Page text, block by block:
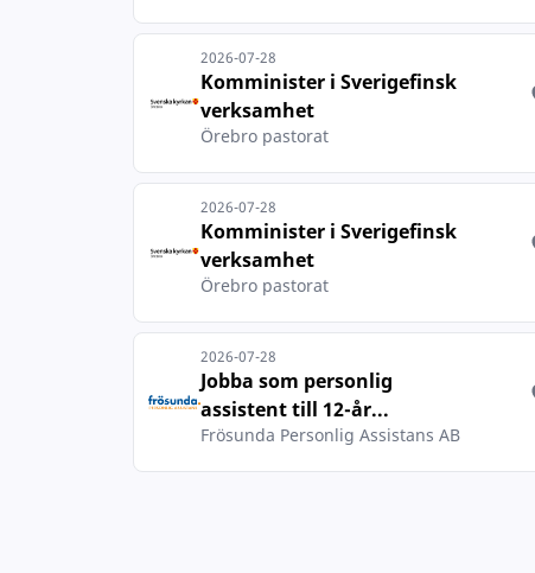
2026-07-28
Komminister i Sverigefinsk
verksamhet
Örebro pastorat
2026-07-28
Komminister i Sverigefinsk
verksamhet
Örebro pastorat
2026-07-28
Jobba som personlig
assistent till 12-år...
Frösunda Personlig Assistans AB